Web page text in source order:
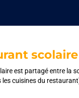
est partagé entre la
cuisines du